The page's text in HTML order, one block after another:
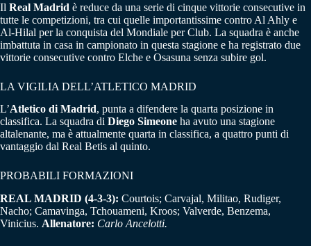
Il Real Madrid è reduce da una serie di cinque vittorie consecutive in
tutte le competizioni, tra cui quelle importantissime contro Al Ahly e
Al-Hilal per la conquista del Mondiale per Club. La squadra è anche
imbattuta in casa in campionato in questa stagione e ha registrato due
vittorie consecutive contro Elche e Osasuna senza subire gol.
LA VIGILIA DELL’ATLETICO MADRID
L’Atletico di Madrid, punta a difendere la quarta posizione in
classifica. La squadra di Diego Simeone ha avuto una stagione
altalenante, ma è attualmente quarta in classifica, a quattro punti di
vantaggio dal Real Betis al quinto.
PROBABILI FORMAZIONI
REAL MADRID (4-3-3): Courtois; Carvajal, Militao, Rudiger,
Nacho; Camavinga, Tchouameni, Kroos; Valverde, Benzema,
Vinicius. Allenatore: Carlo Ancelotti.